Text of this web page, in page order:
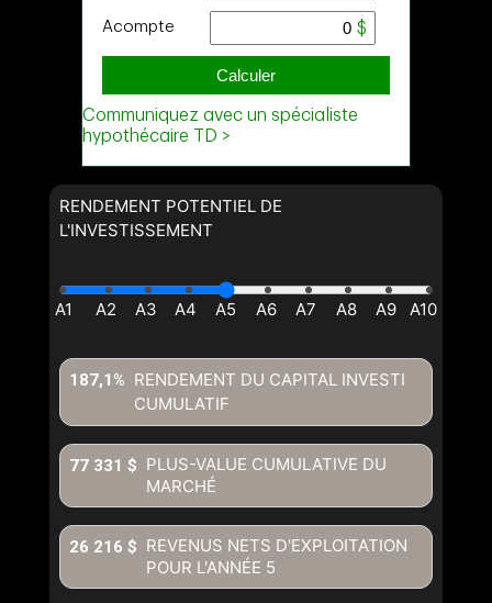
RENDEMENT POTENTIEL DE
L'INVESTISSEMENT
RENDEMENT DU CAPITAL INVESTI
CUMULATIF
187,1%
PLUS-VALUE CUMULATIVE DU
MARCHÉ
77 331 $
REVENUS NETS D'EXPLOITATION
POUR L'ANNÉE 5
26 216 $